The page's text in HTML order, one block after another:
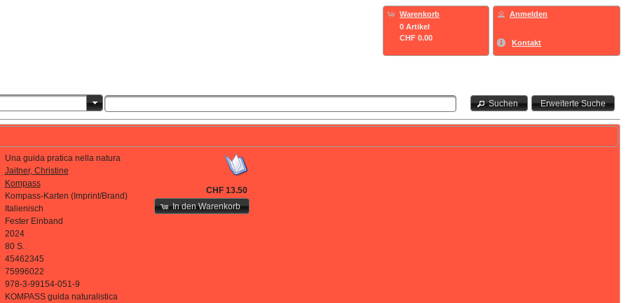
Warenkorb
0 Artikel
CHF 0.00
Anmelden
Kontakt
Suchen Erweiterte Suche
Una guida pratica nella natura
Jaitner, Christine
Kompass
Kompass-Karten (Imprint/Brand)
Italienisch
Fester Einband
2024
80 S.
45462345
75996022
978-3-99154-051-9
KOMPASS guida naturalistica
CHF 13.50
In den Warenkorb